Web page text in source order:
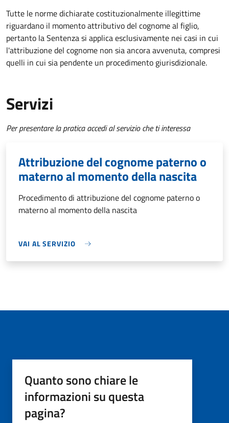
Tutte le norme dichiarate costituzionalmente illegittime
riguardano il momento attributivo del cognome al figlio,
pertanto la Sentenza si applica esclusivamente nei casi in cui
l'attribuzione del cognome non sia ancora avvenuta, compresi
quelli in cui sia pendente un procedimento giurisdizionale.
Servizi
Per presentare la pratica accedi al servizio che ti interessa
Attribuzione del cognome paterno o
materno al momento della nascita
Procedimento di attribuzione del cognome paterno o
materno al momento della nascita
VAI AL SERVIZIO
Quanto sono chiare le
informazioni su questa
pagina?